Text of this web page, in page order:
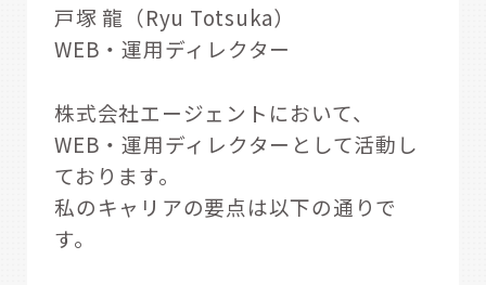
戸塚 龍（Ryu Totsuka）
WEB・運用ディレクター
株式会社エージェントにおいて、
WEB・運用ディレクターとして活動し
ております。
私のキャリアの要点は以下の通りで
す。